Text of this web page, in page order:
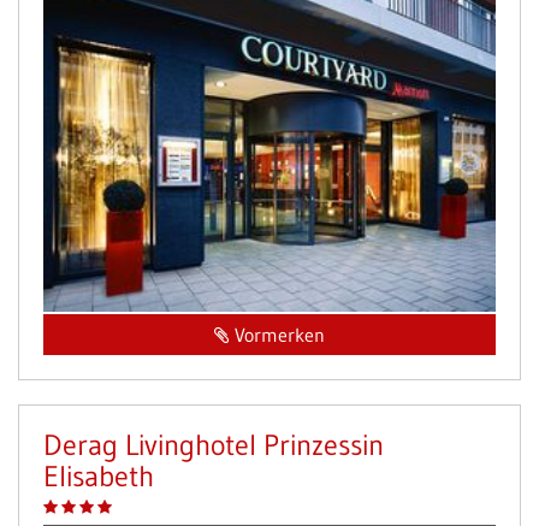
Vormerken
Derag Livinghotel Prinzessin
Elisabeth